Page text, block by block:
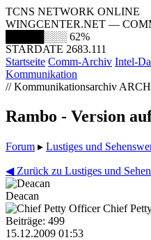
TCNS NETWORK ONLINE
WINGCENTER.NET —
█████░░░ 62%
STARDATE 2683.111
Startseite Comm-Archiv Intel-
Kommunikation
// Kommunikationsarchiv
Rambo - Version
Forum ▸ Lustiges und
◀ Zurück zu Lustiges und
Deacan
Chief
Beiträge: 499
15.12.2009 01:53